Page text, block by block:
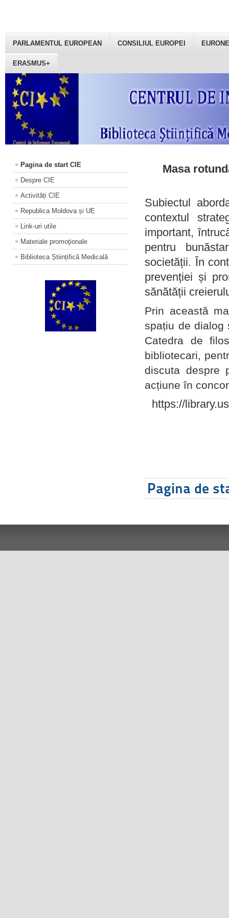
PARLAMENTUL EUROPEAN CONSILIUL EUROPEI
ERASMUS+
Pagina de start CIE
Despre CIE
Activități CIE
Republica Moldova și UE
Link-uri utile
Materiale promoţionale
Biblioteca Științifică Medicală
Masa
Subiectul
contextul
important,
pentru
societății. În
prevenției și
sănătății
Prin această
spațiu de dialog
Catedra de
bibliotecari,
discuta despre
acțiune în
https://
Pagina de